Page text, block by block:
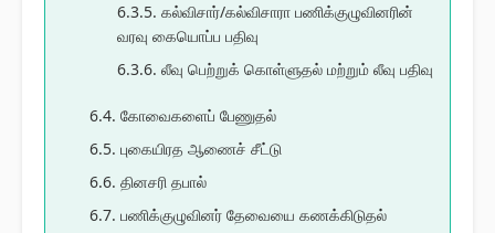
6.3.5. கல்விசார்/கல்விசாரா பணிக்குழுவினரின்
வரவு கையொப்ப பதிவு
6.3.6. லீவு பெற்றுக் கொள்ளுதல் மற்றும் லீவு பதிவு
6.4. கோவைகளைப் பேணுதல்
6.5. புகையிரத ஆணைச் சீட்டு
6.6. தினசரி தபால்
6.7. பணிக்குழுவினர் தேவையை கணக்கிடுதல்